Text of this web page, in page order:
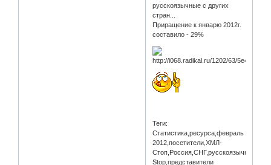
русскоязычные с других
стран...
Приращение к январю 2012г.
составило - 29%
Теги:
Статистика,ресурса,февраль
2012,посетители,ХМЛ-
Stop,представители